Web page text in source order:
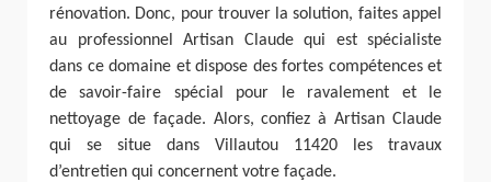
rénovation. Donc, pour trouver la solution, faites appel
au professionnel Artisan Claude qui est spécialiste
dans ce domaine et dispose des fortes compétences et
de savoir-faire spécial pour le ravalement et le
nettoyage de façade. Alors, confiez à Artisan Claude
qui se situe dans Villautou 11420 les travaux
d’entretien qui concernent votre façade.